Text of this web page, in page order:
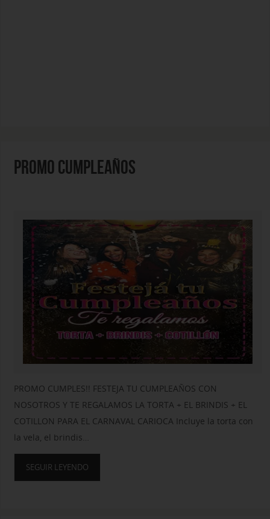
PROMO CUMPLEAÑOS
PROMO CUMPLES!! FESTEJA TU CUMPLEAÑOS CON
NOSOTROS Y TE REGALAMOS LA TORTA + EL BRINDIS + EL
COTILLON PARA EL CARNAVAL CARIOCA Incluye la torta con
la vela, el brindis…
SEGUIR LEYENDO